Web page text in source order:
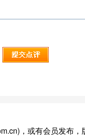
，或有会员发布，